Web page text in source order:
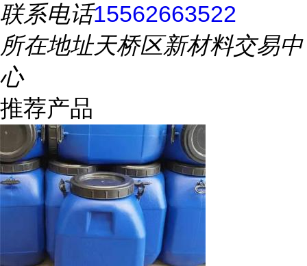
联系电话15562663522
所在地址天桥区新材料交易中
心
推荐产品